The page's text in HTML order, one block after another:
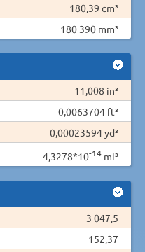
180,39 cm³
180 390 mm³
11,008 in³
0,0063704 ft³
0,00023594 yd³
4,3278*10-14 mi³
3 047,5
152,37